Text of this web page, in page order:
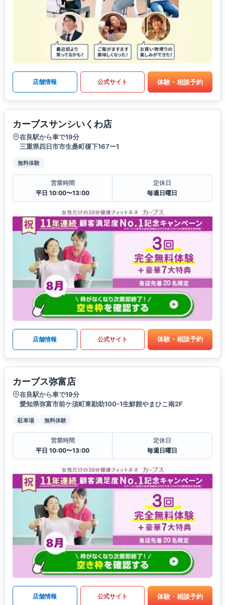
店舗情報 公式サイト 体験・相談予約
カーブスサンシいくわ店
在良駅から車で19分
三重県四日市市生桑町榎下167ー1
無料体験
営業時間
平日 10:00〜13:00
定休日
毎週日曜日
店舗情報 公式サイト 体験・相談予約
カーブス弥富店
在良駅から車で19分
愛知県弥富市前ケ須町東勘助100-1生鮮館やまひこ南2F
駐車場 無料体験
営業時間
平日 10:00〜13:00
定休日
毎週日曜日
店舗情報 公式サイト 体験・相談予約